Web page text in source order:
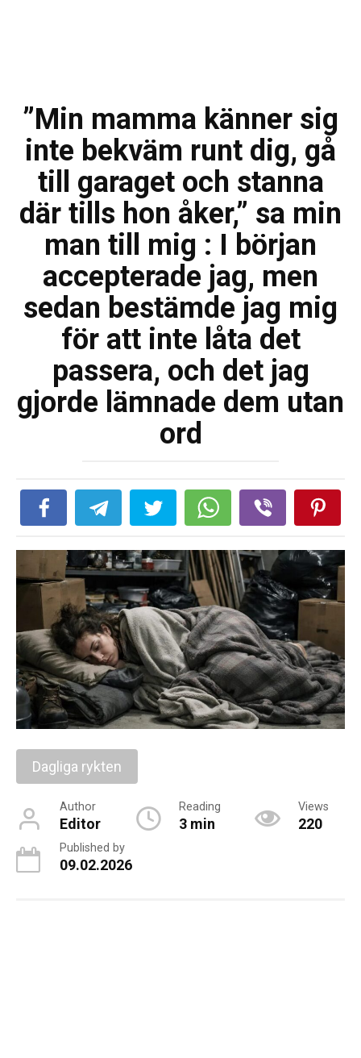
”Min mamma känner sig
inte bekväm runt dig, gå
till garaget och stanna
där tills hon åker,” sa min
man till mig : I början
accepterade jag, men
sedan bestämde jag mig
för att inte låta det
passera, och det jag
gjorde lämnade dem utan
ord
Dagliga rykten
Author
Editor
Reading
3 min
Views
220
Published by
09.02.2026